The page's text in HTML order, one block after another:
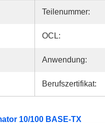
Teilenummer:
OCL:
Anwendung:
Berufszertifikat:
10/100 BASE-TX